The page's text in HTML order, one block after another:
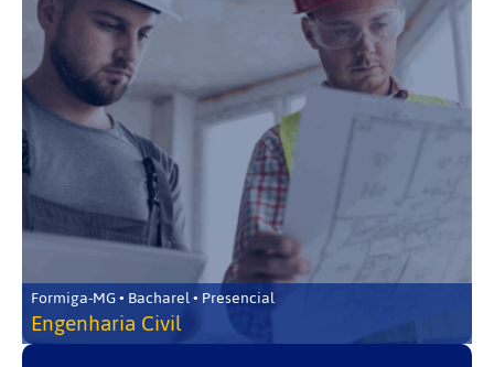
Formiga-MG • Bacharel • Presencial
Engenharia Civil